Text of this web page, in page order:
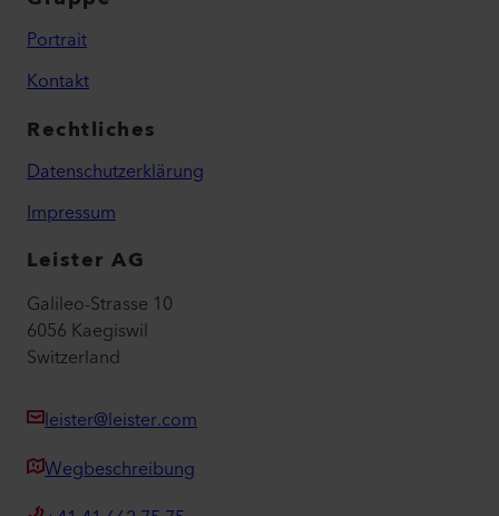
Portrait
Kontakt
Rechtliches
Datenschutzerklärung
Impressum
Leister AG
Galileo-Strasse 10
6056 Kaegiswil
Switzerland
leister@leister.com
Wegbeschreibung